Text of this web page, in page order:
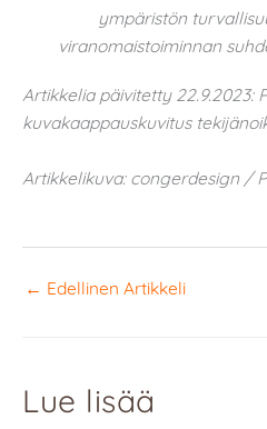
ympäristön
viranomaistoiminnan
Artikkelia päivitetty 22.9.2023:
kuvakaappauskuvitus
Artikkelikuva: congerdesign /
← Edellinen Artikkeli
Lue lisää